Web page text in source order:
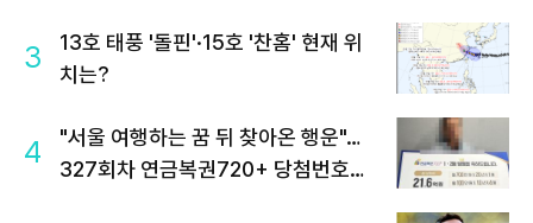
3
13호 태풍 '돌핀'·15호 '찬홈' 현재 위
치는?
4
"서울 여행하는 꿈 뒤 찾아온 행운"…
327회차 연금복권720+ 당첨번호조